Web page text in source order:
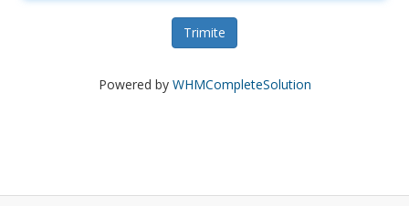
Trimite
Powered by WHMCompleteSolution